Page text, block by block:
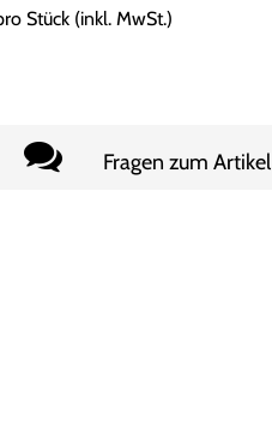
Stück (inkl. MwSt.)
Fragen zum Artikel